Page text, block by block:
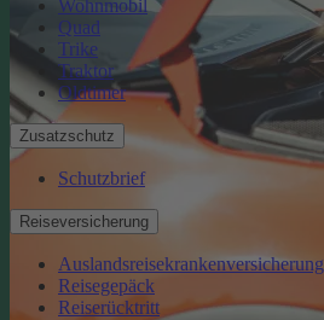
Wohnmobil
Quad
Trike
Traktor
Oldtimer
Zusatzschutz
Schutzbrief
Reiseversicherung
Auslandsreisekrankenversicherung
Reisegepäck
Reiserücktritt